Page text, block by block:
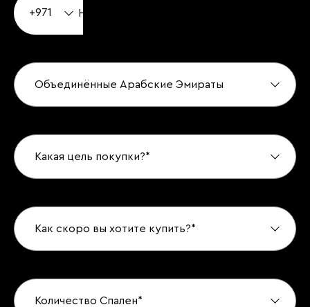
+971
Объединённые Арабские Эмираты
Какая цель покупки?*
Как скоро вы хотите купить?*
Количество Спален*